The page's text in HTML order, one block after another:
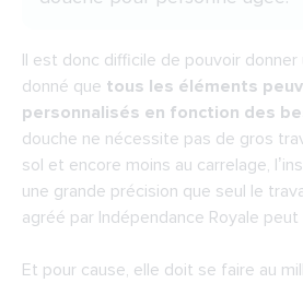
Il est donc difficile de pouvoir
donné que tous les éléments
personnalisés en fonction des
douche ne nécessite pas de gros
sol et encore moins au carrelage,
une grande précision que seul le
agréé par Indépendance Royale peut
Et pour cause, elle doit se faire au